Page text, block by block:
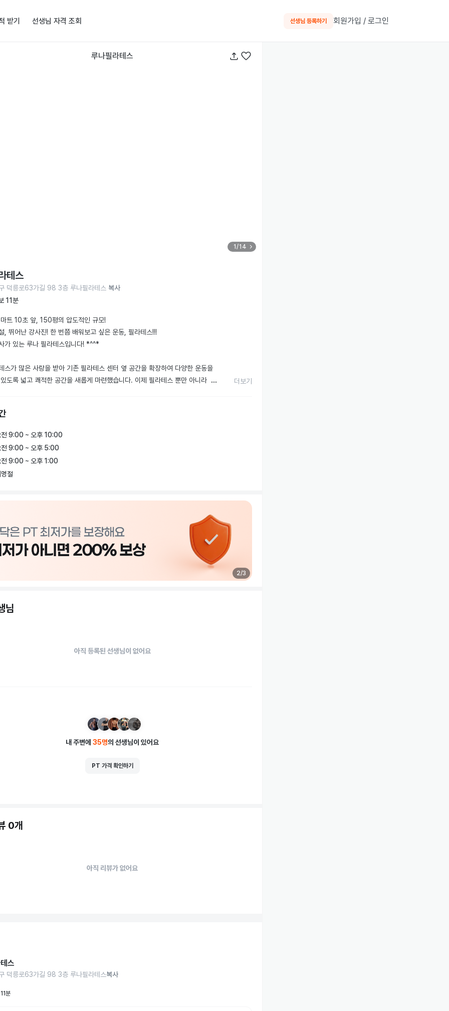
받기 선생님 자격 조회 선생님 등록하기 회원가입 / 로그인
루나필라테스
1/14
테스
덕릉로63가길 98 3층 루나필라테스 복사
11분
트 10초 앞, 150평의 압도적인 규모!
, 뛰어난 강사진! 한 번쯤 배워보고 싶은 운동, 필라테스!!!
가 있는 루나 필라테스입니다! *^^*
스가 많은 사랑을 받아 기존 필라테스 센터 옆 공간을 확장하여 다양한 운동을
도록 넓고 쾌적한 공간을 새롭게 마련했습니다. 이제 필라테스 뿐만 아니라  요
의 검증된 강사진이 회원님 한 분 한 분에게 맞추어 수업을 진행하고 있습니다.
목적이신 분!
시는 분!
고 싶은 분!
하고 싶은 분들! 모두!
스 스튜디오로 오세요*^^*
슨
슨, 맨즈 필라테스, 주니어 필라테스, 임산부 필라테스
더보기
전 9:00 ~ 오후 10:00
전 9:00 ~ 오후 5:00
전 9:00 ~ 오후 1:00
절
2/3
님
아직 등록된 선생님이 없어요
내 주변에 35명의 선생님이 있어요
PT 가격 확인하기
0개
아직 리뷰가 없어요
스
덕릉로63가길 98 3층 루나필라테스복사
분